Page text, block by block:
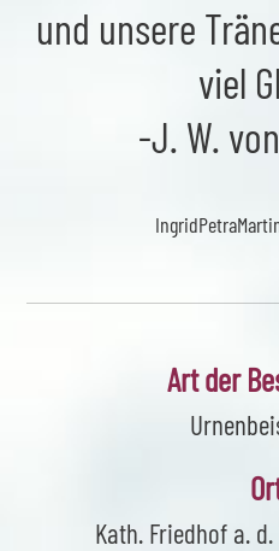
und unsere
viel
-J. W.
IngridPetra
Art der
Kath. Friedhof a.